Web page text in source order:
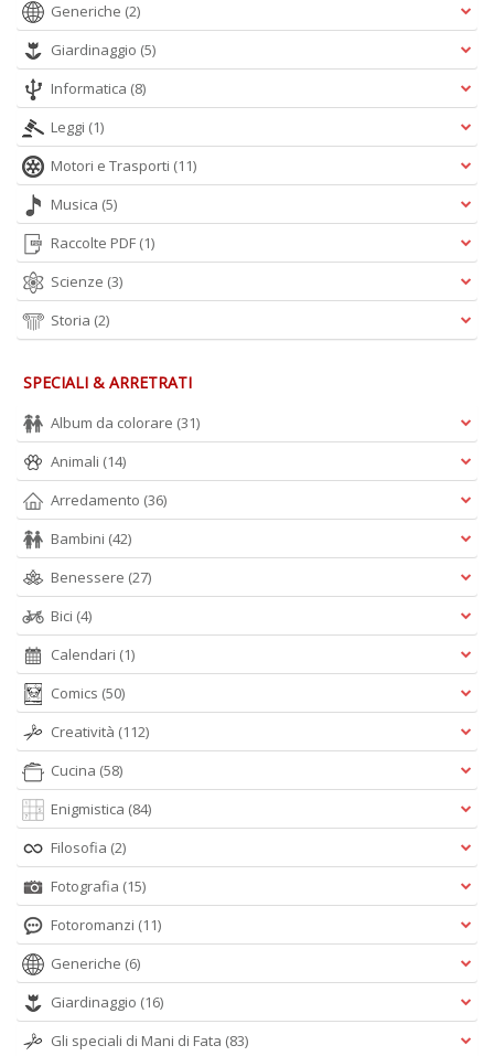
Generiche (2)
Giardinaggio (5)
Informatica (8)
Leggi (1)
Motori e Trasporti (11)
Musica (5)
Raccolte PDF (1)
Scienze (3)
Storia (2)
SPECIALI & ARRETRATI
Album da colorare (31)
Animali (14)
Arredamento (36)
Bambini (42)
Benessere (27)
Bici (4)
Calendari (1)
Comics (50)
Creatività (112)
Cucina (58)
Enigmistica (84)
Filosofia (2)
Fotografia (15)
Fotoromanzi (11)
Generiche (6)
Giardinaggio (16)
Gli speciali di Mani di Fata (83)